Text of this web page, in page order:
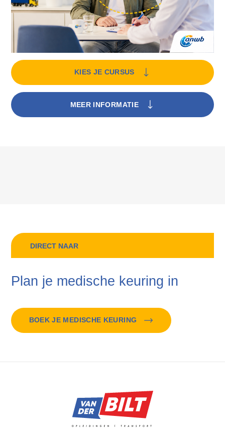
KIES JE CURSUS
MEER INFORMATIE
DIRECT NAAR
Plan je medische keuring in
BOEK JE MEDISCHE KEURING